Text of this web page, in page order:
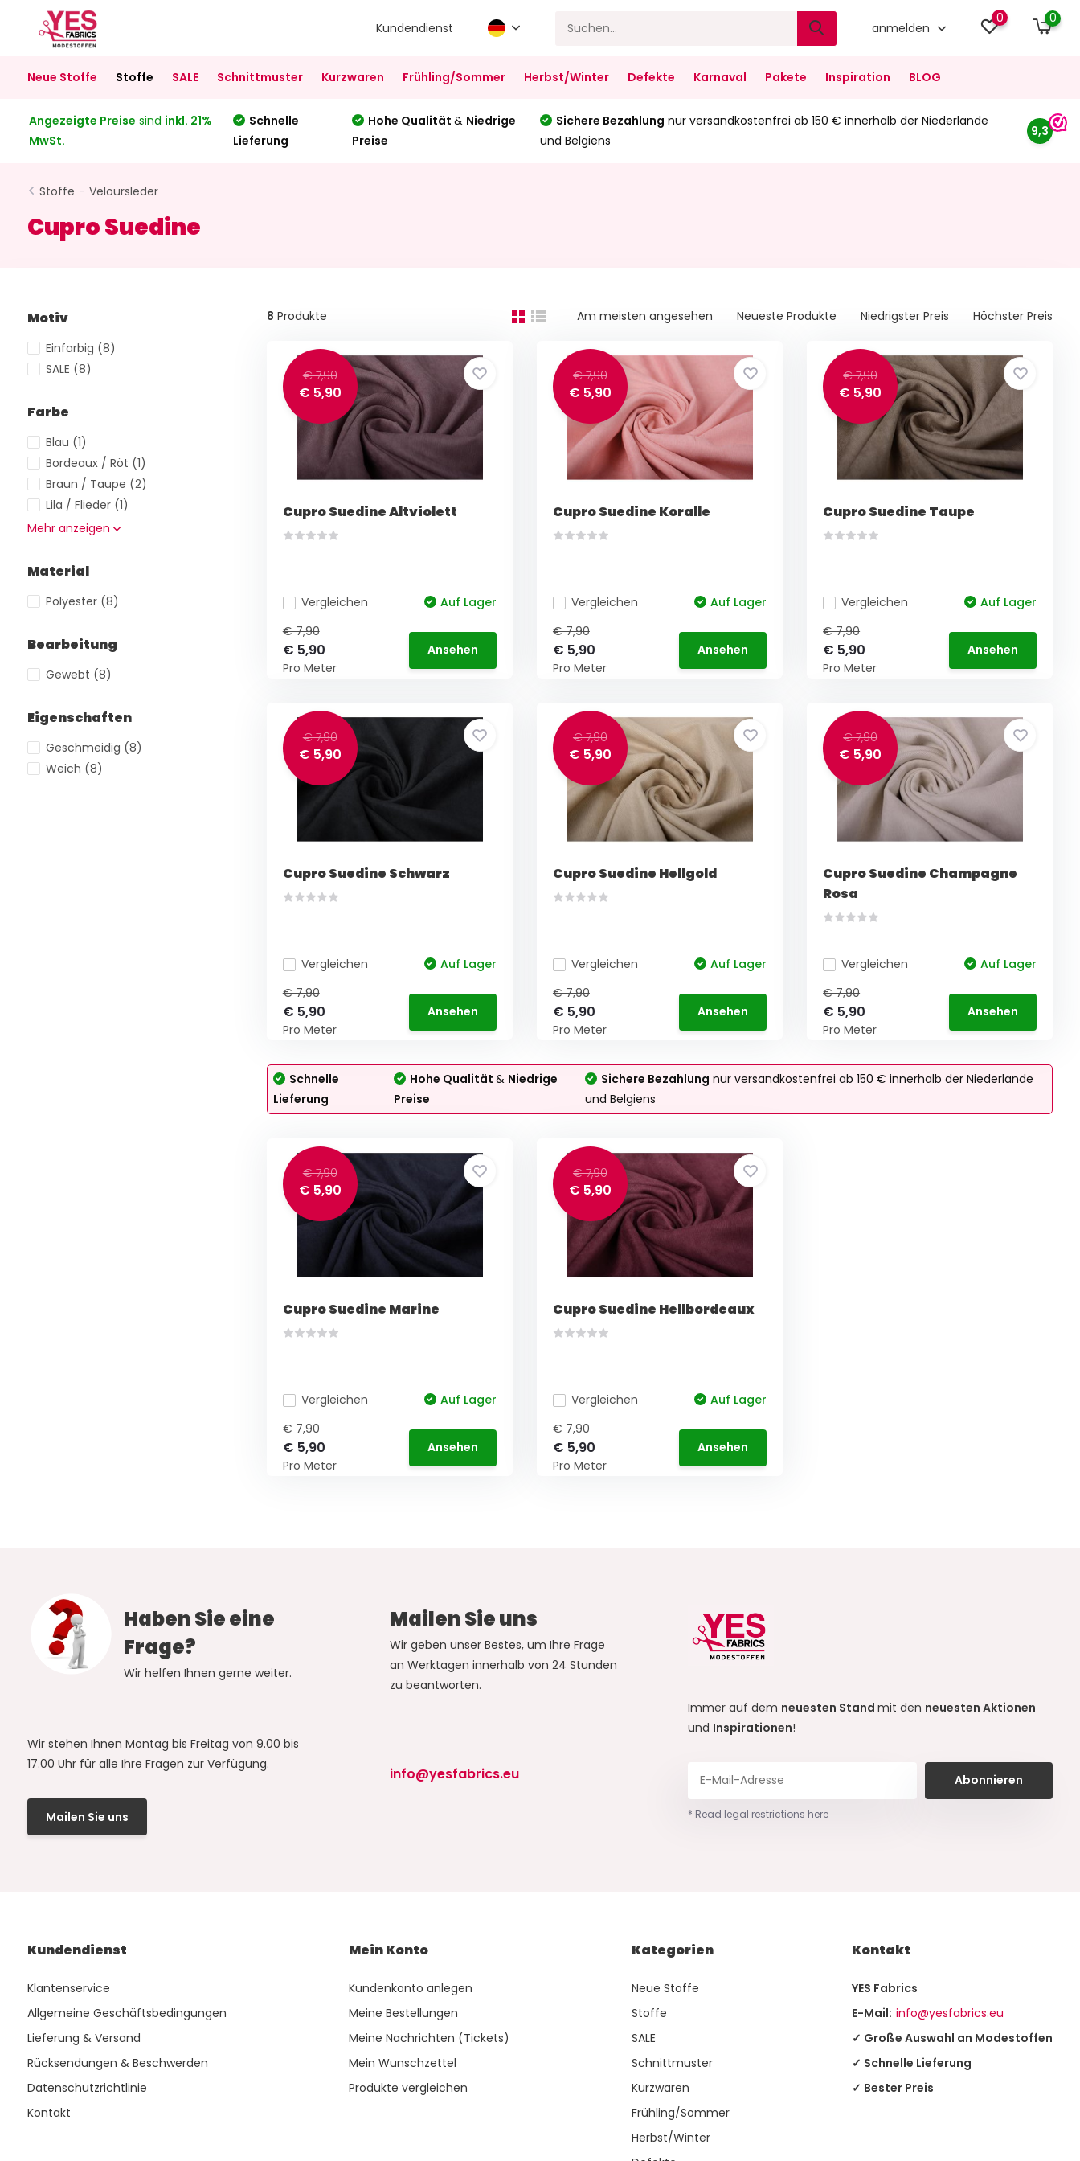
Kundendienst anmelden
0 0
Neue Stoffe Stoffe SALE Schnittmuster Kurzwaren Frühling/Sommer Herbst/Winter Defekte Karnaval Pakete Inspiration BLOG
Angezeigte Preise sind inkl. 21%
MwSt.
Schnelle
Lieferung
Hohe Qualität& Niedrige
Preise
Sichere Bezahlung nur versandkostenfrei ab 150 € innerhalb der Niederlande
und Belgiens
9,3
Stoffe - Veloursleder
Cupro Suedine
Motiv
Einfarbig (8)
SALE (8)
Farbe
Blau (1)
Bordeaux / Röt (1)
Braun / Taupe (2)
Lila / Flieder (1)
Mehr anzeigen
Material
Polyester (8)
Bearbeitung
Gewebt (8)
Eigenschaften
Geschmeidig (8)
Weich (8)
8 Produkte Am meisten angesehen Neueste Produkte Niedrigster Preis Höchster Preis
€ 7,90
€ 5,90
Cupro Suedine Altviolett
Vergleichen
Auf Lager
€ 7,90
€ 5,90
Pro Meter
Ansehen
€ 7,90
€ 5,90
Cupro Suedine Koralle
Vergleichen
Auf Lager
€ 7,90
€ 5,90
Pro Meter
Ansehen
€ 7,90
€ 5,90
Cupro Suedine Taupe
Vergleichen
Auf Lager
€ 7,90
€ 5,90
Pro Meter
Ansehen
€ 7,90
€ 5,90
Cupro Suedine Schwarz
Vergleichen
Auf Lager
€ 7,90
€ 5,90
Pro Meter
Ansehen
€ 7,90
€ 5,90
Cupro Suedine Hellgold
Vergleichen
Auf Lager
€ 7,90
€ 5,90
Pro Meter
Ansehen
€ 7,90
€ 5,90
Cupro Suedine Champagne
Rosa
Vergleichen
Auf Lager
€ 7,90
€ 5,90
Pro Meter
Ansehen
Schnelle
Lieferung
Hohe Qualität& Niedrige
Preise
Sichere Bezahlung nur versandkostenfrei ab 150 € innerhalb der Niederlande
und Belgiens
€ 7,90
€ 5,90
Cupro Suedine Marine
Vergleichen
Auf Lager
€ 7,90
€ 5,90
Pro Meter
Ansehen
€ 7,90
€ 5,90
Cupro Suedine Hellbordeaux
Vergleichen
Auf Lager
€ 7,90
€ 5,90
Pro Meter
Ansehen
Haben Sie eine
Frage?
Wir helfen Ihnen gerne weiter.
Wir stehen Ihnen Montag bis Freitag von 9.00 bis
17.00 Uhr für alle Ihre Fragen zur Verfügung.
Mailen Sie uns
Mailen Sie uns
Wir geben unser Bestes, um Ihre Frage
an Werktagen innerhalb von 24 Stunden
zu beantworten.
info@yesfabrics.eu
Immer auf dem neuesten Standmit den neuesten Aktionen
und Inspirationen!
Abonnieren
* Read legal restrictions here
Kundendienst
Klantenservice
Allgemeine Geschäftsbedingungen
Lieferung & Versand
Rücksendungen & Beschwerden
Datenschutzrichtlinie
Kontakt
Mein Konto
Kundenkonto anlegen
Meine Bestellungen
Meine Nachrichten (Tickets)
Mein Wunschzettel
Produkte vergleichen
Kategorien
Neue Stoffe
Stoffe
SALE
Schnittmuster
Kurzwaren
Frühling/Sommer
Herbst/Winter
Kontakt
YES Fabrics
E-Mail: info@yesfabrics.eu
✓ Große Auswahl an Modestoffen
✓ Schnelle Lieferung
✓ Bester Preis